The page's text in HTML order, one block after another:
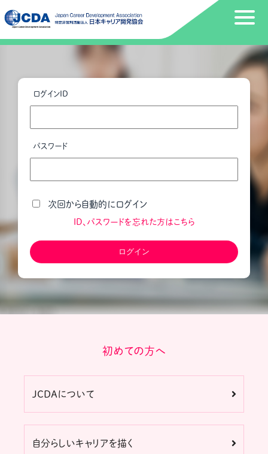
ログインID
パスワード
次回から自動的にログイン
ID、パスワードを忘れた方はこちら
初めての方へ
JCDAについて
自分らしいキャリアを描く